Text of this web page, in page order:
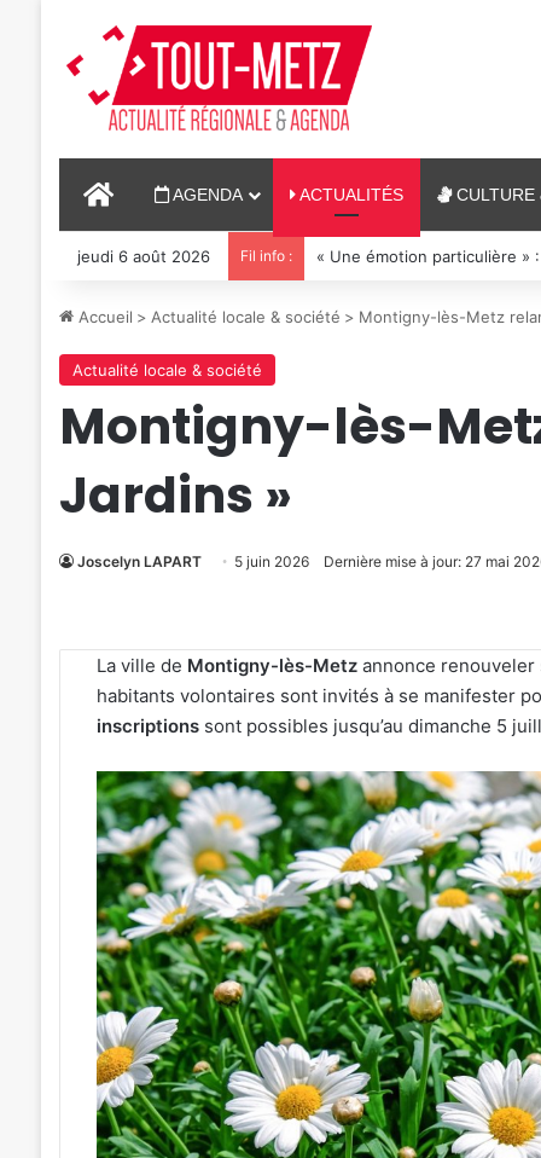
ACCUEILAGENDA ACTUALITÉS CULTURE
jeudi 6 août 2026 Fil info : « Une émotion particulière »
Accueil > Actualité locale & société > Montigny-lès-Metz
Actualité locale & société
Montigny-lès-
Jardins »
Joscelyn LAPART 5 juin 2026 Dernière mise à jour: 27 mai
La ville de Montigny-lès-Metzannonce renouveler
habitants volontaires sont invités à se manifester
inscriptions sont possibles jusqu’au dimanche 5
«
Une
émotion
particulière